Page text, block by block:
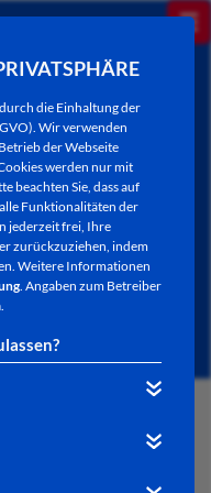
die Einhaltung der
Wir verwenden
der Webseite
werden nur mit
beachten Sie, dass auf
Funktionalitäten der
jederzeit frei, Ihre
zurückzuziehen, indem
Weitere Informationen
. Angaben zum Betreiber
.